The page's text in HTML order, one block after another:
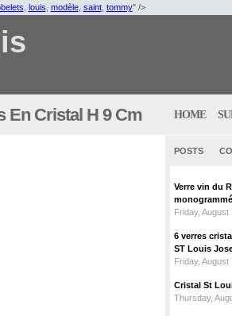
louis modèle, saint, tommy" />
En Cristal H 9 Cm HOME
POSTS
Verre vin du
Friday,
6 verres
ST Louis
Friday,
Cristal St
Thursday,